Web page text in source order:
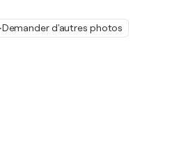
Demander d'autres photos